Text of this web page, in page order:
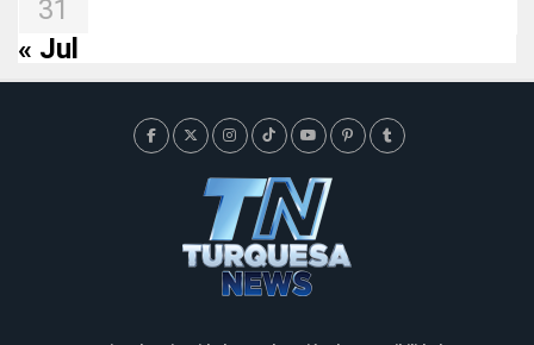
31
« Jul